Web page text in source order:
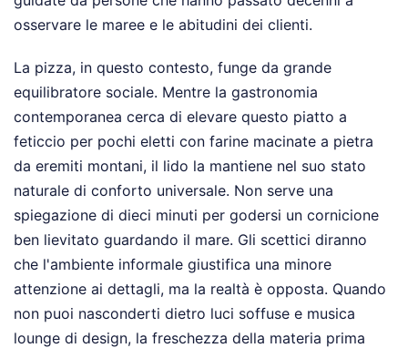
osservare le maree e le abitudini dei clienti.
La pizza, in questo contesto, funge da grande
equilibratore sociale. Mentre la gastronomia
contemporanea cerca di elevare questo piatto a
feticcio per pochi eletti con farine macinate a pietra
da eremiti montani, il lido la mantiene nel suo stato
naturale di conforto universale. Non serve una
spiegazione di dieci minuti per godersi un cornicione
ben lievitato guardando il mare. Gli scettici diranno
che l'ambiente informale giustifica una minore
attenzione ai dettagli, ma la realtà è opposta. Quando
non puoi nasconderti dietro luci soffuse e musica
lounge di design, la freschezza della materia prima